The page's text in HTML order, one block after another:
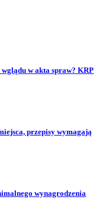
w akta spraw? KRP
przepisy wymagają
wynagrodzenia